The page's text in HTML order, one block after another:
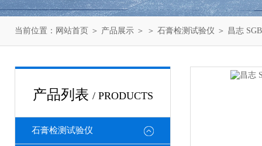
当前位置： 网站首页 ＞ 产品展示 ＞ ＞ 石膏检测试验仪 ＞ 昌志
产品列表 / PRODUCTS
石膏检测试验仪